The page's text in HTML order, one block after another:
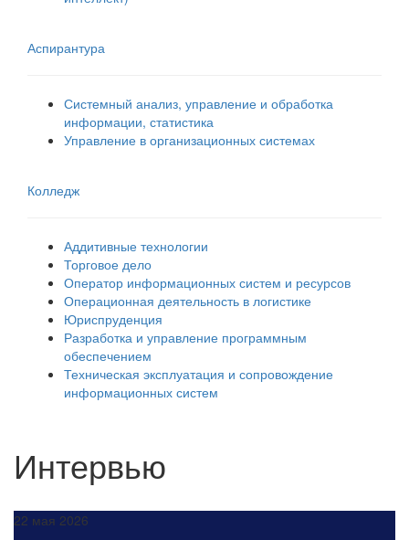
Аспирантура
Системный анализ, управление и обработка
информации, статистика
Управление в организационных системах
Колледж
Аддитивные технологии
Торговое дело
Оператор информационных систем и ресурсов
Операционная деятельность в логистике
Юриспруденция
Разработка и управление программным
обеспечением
Техническая эксплуатация и сопровождение
информационных систем
Интервью
22 мая 2026